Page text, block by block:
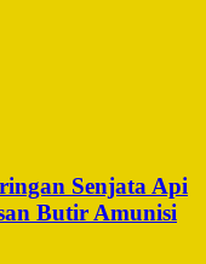
Senjata Api
Butir Amunisi